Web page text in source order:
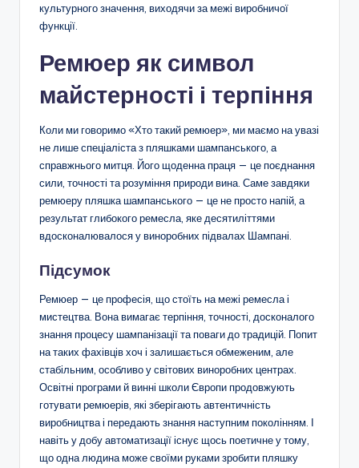
культурного значення, виходячи за межі виробничої
функції.
Ремюер як символ
майстерності і терпіння
Коли ми говоримо «Хто такий ремюер», ми маємо на увазі
не лише спеціаліста з пляшками шампанського, а
справжнього митця. Його щоденна праця — це поєднання
сили, точності та розуміння природи вина. Саме завдяки
ремюеру пляшка шампанського — це не просто напій, а
результат глибокого ремесла, яке десятиліттями
вдосконалювалося у виноробних підвалах Шампані.
Підсумок
Ремюер — це професія, що стоїть на межі ремесла і
мистецтва. Вона вимагає терпіння, точності, досконалого
знання процесу шампанізації та поваги до традицій. Попит
на таких фахівців хоч і залишається обмеженим, але
стабільним, особливо у світових виноробних центрах.
Освітні програми й винні школи Європи продовжують
готувати ремюерів, які зберігають автентичність
виробництва і передають знання наступним поколінням. І
навіть у добу автоматизації існує щось поетичне у тому,
що одна людина може своїми руками зробити пляшку